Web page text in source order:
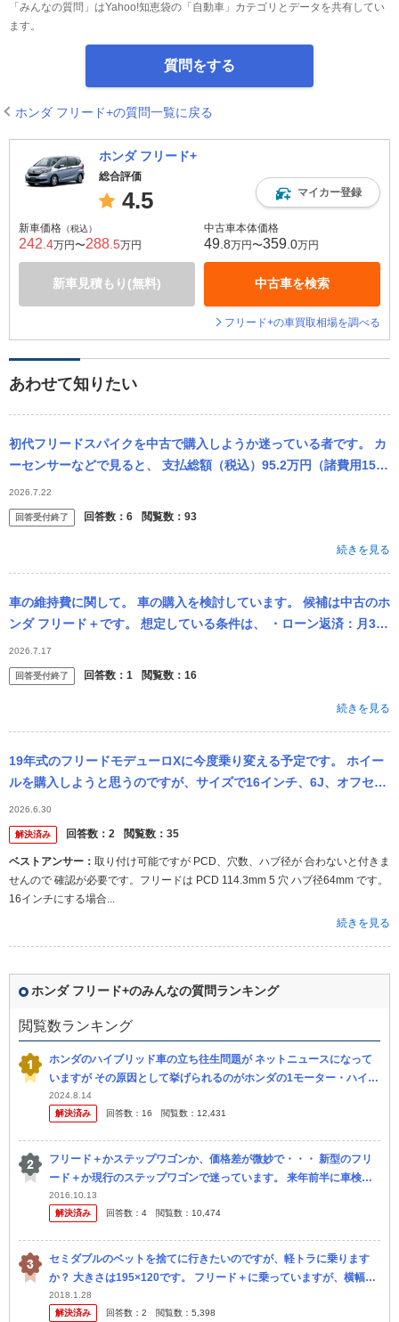
「みんなの質問」はYahoo!知恵袋の「自動車」カテゴリとデータを共有してい
ます。
質問をする
ホンダ フリード+の質問一覧に戻る
ホンダ フリード+
総合評価
4.5 マイカー登録
新車価格 （税込）
242 .4万円〜288 .5万円
新車見積もり(無料)
中古車本体価格
49 .8万円〜359 .0万円
中古車を検索
フリード+の車買取相場を調べる
あわせて知りたい
初代フリードスパイクを中古で購入しようか迷っている者です。 カ
ーセンサーなどで見ると、 支払総額（税込）95.2万円（諸費用15.4
万円含む） 車両本体価格（税込）79.8万円 とあるのですが...
2026.7.22
回答受付終了 回答数： 6 閲覧数： 93
続きを見る
車の維持費に関して。 車の購入を検討しています。 候補は中古のホ
ンダ フリード＋です。 想定している条件は、 ・ローン返済：月3万
円 ・駐車場代：月8,000円 ・32歳 ・ゴールド免許 ・...
2026.7.17
回答受付終了 回答数： 1 閲覧数： 16
続きを見る
19年式のフリードモデューロXに今度乗り変える予定です。 ホイー
ルを購入しようと思うのですが、サイズで16インチ、6J、オフセッ
ト+46 は取り付け可能でしょうか？ ※carview!から投稿さ...
2026.6.30
解決済み 回答数： 2 閲覧数： 35
ベストアンサー： 取り付け可能ですが PCD、穴数、ハブ径が 合わないと付きま
せんので 確認が必要です。フリードは PCD 114.3mm 5 穴 ハブ径64mm です。
16インチにする場合...
続きを見る
ホンダ フリード+のみんなの質問ランキング
閲覧数ランキング
ホンダのハイブリッド車の立ち往生問題が ネットニュースになって
いますが その原因として挙げられるのがホンダの1モーター・ハイブ
リッドシステム「i-DCD」を搭載するモデルらしく、i-DCDを搭載...
2024.8.14
解決済み
回答数： 16 閲覧数： 12,431
フリード＋かステップワゴンか、価格差が微妙で・・・ 新型のフリ
ード＋か現行のステップワゴンで迷っています。 来年前半に車検が
来るので新車を購入する予定なのですが、この２つのどちらかにする
ことは決...
2016.10.13
解決済み
回答数： 4 閲覧数： 10,474
セミダブルのベットを捨てに行きたいのですが、軽トラに乗ります
か？ 大きさは195×120です。 フリード＋に乗っていますが、横幅で
入りませんでした。 一緒に120センチのテレビ台も持っていきます。
2018.1.28
解決済み
回答数： 2 閲覧数： 5,398